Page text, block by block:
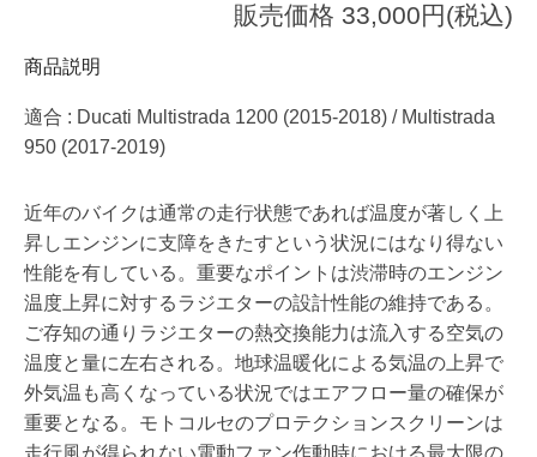
販売価格 33,000円(税込)
商品説明
適合 : Ducati Multistrada 1200 (2015-2018) / Multistrada
950 (2017-2019)
近年のバイクは通常の走行状態であれば温度が著しく上
昇しエンジンに支障をきたすという状況にはなり得ない
性能を有している。重要なポイントは渋滞時のエンジン
温度上昇に対するラジエターの設計性能の維持である。
ご存知の通りラジエターの熱交換能力は流入する空気の
温度と量に左右される。地球温暖化による気温の上昇で
外気温も高くなっている状況ではエアフロー量の確保が
重要となる。モトコルセのプロテクションスクリーンは
走行風が得られない電動ファン作動時における最大限の